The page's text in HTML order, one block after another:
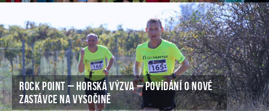
ROCK POINT – HORSKÁ VÝZVA – POVÍDÁNÍ O NOVÉ
ZASTÁVCE NA VYSOČINĚ